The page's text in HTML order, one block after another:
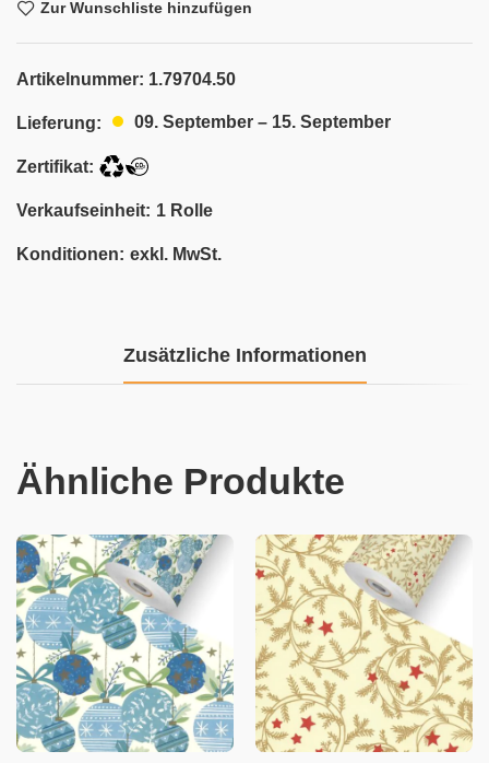
Zur Wunschliste hinzufügen
Artikelnummer: 1.79704.50
Lieferung: 09. September – 15. September
Zertifikat:
Verkaufseinheit: 1 Rolle
Konditionen: exkl. MwSt.
Zusätzliche Informationen
Ähnliche Produkte